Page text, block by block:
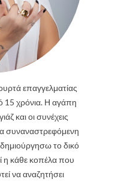
επαγγελματίας
χρόνια. Η αγάπη
και οι συνέχεις
συναναστρεφόμενη
το δικό
η κάθε κοπέλα που
να αναζητήσει